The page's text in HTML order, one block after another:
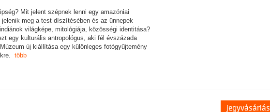
Mit jelent szépnek lenni egy amazóniai
meg a test díszítésében és az ünnepek
világképe, mitológiája, közösségi identitása?
egy kulturális antropológus, aki fél évszázada
új kiállítása egy különleges fotógyűjtemény
több
jegyvásárlás